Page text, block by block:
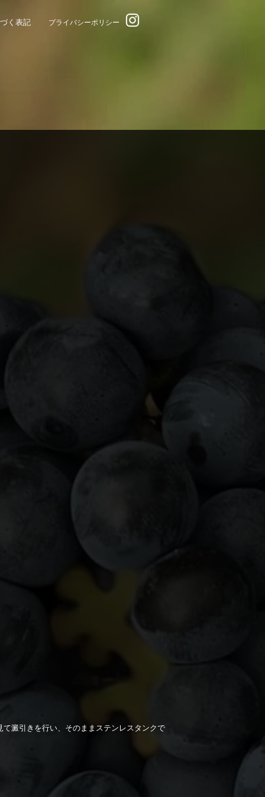
く表記 ​プライバシーポリシー
澱引きを行い、そのままステンレスタンクで